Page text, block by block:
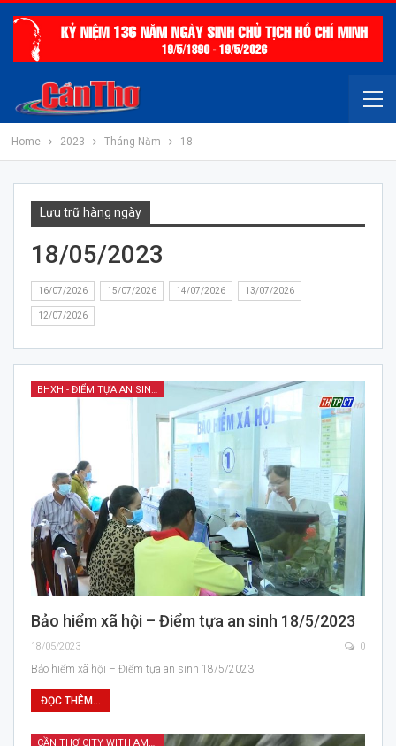
Home 2023 Tháng Năm 18
Lưu trữ hàng ngày
18/05/2023
16/07/2026 15/07/2026 14/07/2026 13/07/2026
12/07/2026
BHXH - ĐIỂM TỰA AN SINH
Bảo hiểm xã hội – Điểm tựa an sinh 18/5/2023
18/05/2023 0
Bảo hiểm xã hội – Điểm tựa an sinh 18/5/2023
ĐỌC THÊM...
CẦN THƠ CITY WITH AMAZING FEATURES